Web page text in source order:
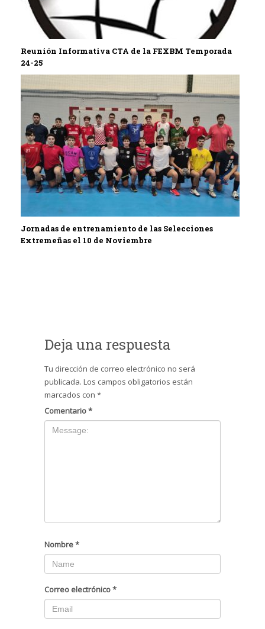
Reunión Informativa CTA de la FEXBM Temporada
24-25
Jornadas de entrenamiento de las Selecciones
Extremeñas el 10 de Noviembre
Deja una respuesta
Tu dirección de correo electrónico no será
publicada. Los campos obligatorios están
marcados con *
Comentario*
Nombre*
Correo electrónico*